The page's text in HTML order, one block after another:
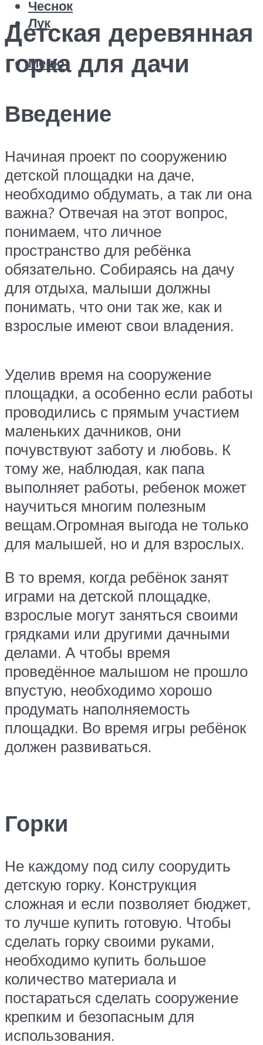
Чеснок
Лук
Меню
Детская деревянная
горка для дачи
Введение
Начиная проект по сооружению
детской площадки на даче,
необходимо обдумать, а так ли она
важна? Отвечая на этот вопрос,
понимаем, что личное
пространство для ребёнка
обязательно. Собираясь на дачу
для отдыха, малыши должны
понимать, что они так же, как и
взрослые имеют свои владения.
Уделив время на сооружение
площадки, а особенно если работы
проводились с прямым участием
маленьких дачников, они
почувствуют заботу и любовь. К
тому же, наблюдая, как папа
выполняет работы, ребенок может
научиться многим полезным
вещам.Огромная выгода не только
для малышей, но и для взрослых.
В то время, когда ребёнок занят
играми на детской площадке,
взрослые могут заняться своими
грядками или другими дачными
делами. А чтобы время
проведённое малышом не прошло
впустую, необходимо хорошо
продумать наполняемость
площадки. Во время игры ребёнок
должен развиваться.
Горки
Не каждому под силу соорудить
детскую горку. Конструкция
сложная и если позволяет бюджет,
то лучше купить готовую. Чтобы
сделать горку своими руками,
необходимо купить большое
количество материала и
постараться сделать сооружение
крепким и безопасным для
использования.